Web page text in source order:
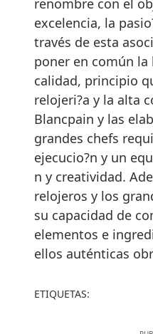
renombre con el
excelencia, la
través de esta
poner en común la
calidad, principio
relojeri?a y la alta
Blancpain y las
grandes chefs
ejecucio?n y un
n y creatividad.
relojeros y los
su capacidad de
elementos e
ellos auténticas
ETIQUETAS: